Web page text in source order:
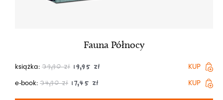
Fauna Północy
książka: 39,90zł 19,95 zł
KUP
e-book: 34,90zł 17,45 zł KUP